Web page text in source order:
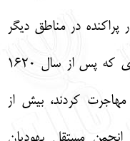
پراكنده در مناطق ديگر
سكونت داشتند. تعداد يهوديان اشكنازي كه پس از سال 1620
كردند، بيش از